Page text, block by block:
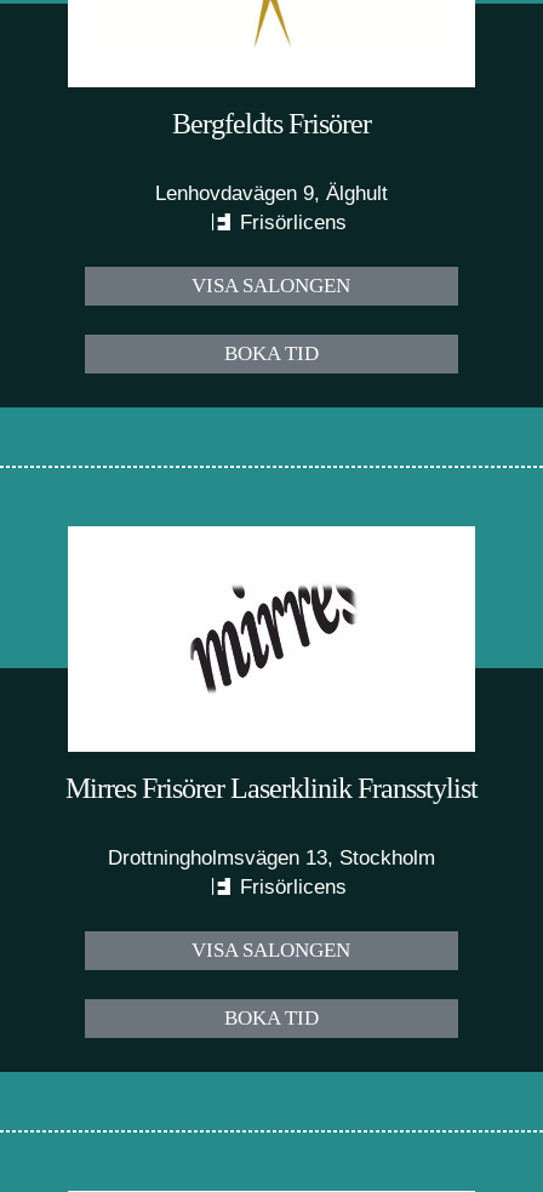
Bergfeldts Frisörer
Lenhovdavägen 9, Älghult
Frisörlicens
VISA SALONGEN
BOKA TID
Mirres Frisörer Laserklinik Fransstylist
Drottningholmsvägen 13, Stockholm
Frisörlicens
VISA SALONGEN
BOKA TID